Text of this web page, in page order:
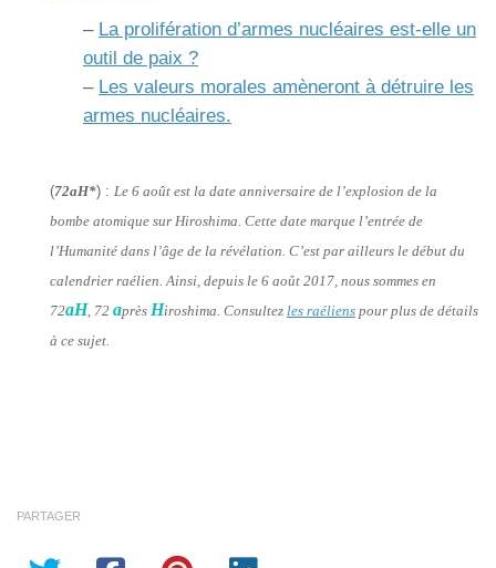
– La prolifération d’armes nucléaires est-elle un
outil de paix ?
– Les valeurs morales amèneront à détruire les
armes nucléaires.
(72aH*) : Le 6 août est la date anniversaire de l’explosion de la
bombe atomique sur Hiroshima. Cette date marque l’entrée de
l’Humanité dans l’âge de la révélation. C’est par ailleurs le début du
calendrier raélien. Ainsi, depuis le 6 août 2017, nous sommes en
72aH, 72 après Hiroshima. Consultez les raéliens pour plus de détails
à ce sujet.
PARTAGER